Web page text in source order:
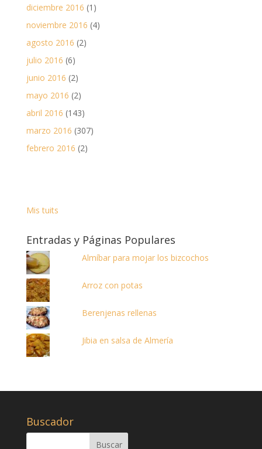
diciembre 2016 (1)
noviembre 2016 (4)
agosto 2016 (2)
julio 2016 (6)
junio 2016 (2)
mayo 2016 (2)
abril 2016 (143)
marzo 2016 (307)
febrero 2016 (2)
Mis tuits
Entradas y Páginas Populares
Almíbar para mojar los bizcochos
Arroz con potas
Berenjenas rellenas
Jibia en salsa de Almería
Buscador